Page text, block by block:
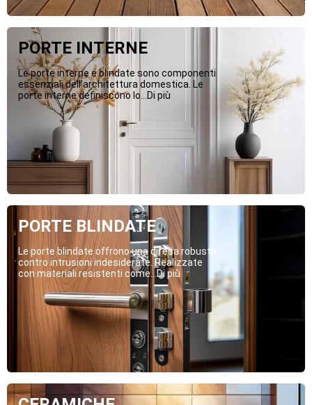
PORTE INTERNE
Le porte interne e blindate sono componenti
essenziali dell’architettura domestica. Le
porte interne definiscono lo...Di più
PORTE BLINDATE
Le porte blindate offrono una difesa robusta
contro intrusioni indesiderate. Realizzate
con materiali resistenti come...Di più